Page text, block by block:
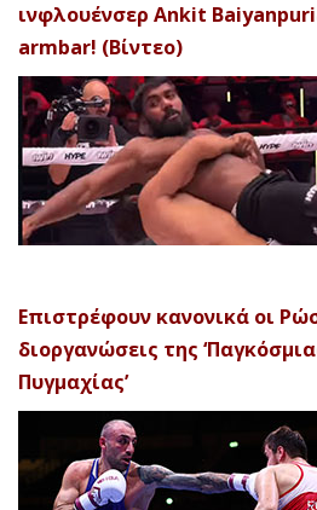
ινφλουένσερ Ankit
armbar! (Βίντεο)
Επιστρέφουν κανονικά οι
διοργανώσεις της
Πυγμαχίας’